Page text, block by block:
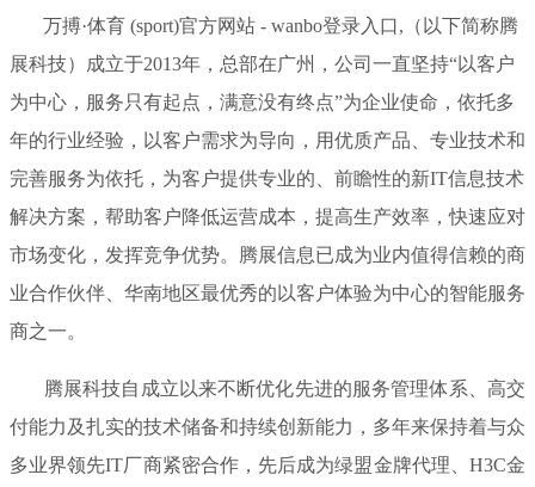
万搏·体育 (sport)官方网站 - wanbo登录入口,（以下简称腾
展科技）成立于2013年，总部在广州，公司一直坚持“以客户
为中心，服务只有起点，满意没有终点”为企业使命，依托多
年的行业经验，以客户需求为导向，用优质产品、专业技术和
完善服务为依托，为客户提供专业的、前瞻性的新IT信息技术
解决方案，帮助客户降低运营成本，提高生产效率，快速应对
市场变化，发挥竞争优势。腾展信息已成为业内值得信赖的商
业合作伙伴、华南地区最优秀的以客户体验为中心的智能服务
商之一。
腾展科技自成立以来不断优化先进的服务管理体系、高交
付能力及扎实的技术储备和持续创新能力，多年来保持着与众
多业界领先IT厂商紧密合作，先后成为绿盟金牌代理、H3C金